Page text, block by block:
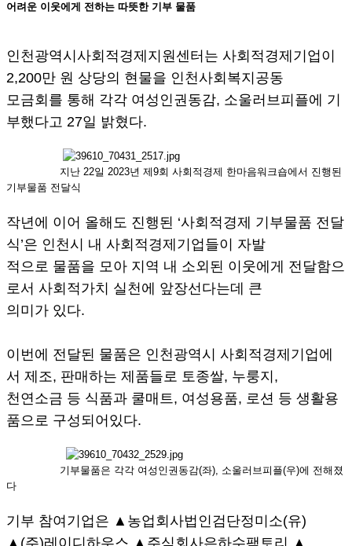
어려운 이웃에게 전하는 따뜻한 기부 물품
인천광역시사회적경제지원센터는 사회적경제기업이
2,200만 원 상당의 현물을 인천사회복지공동
모금회를 통해 각각 여성인권동감, 소울러브피플에 기
부했다고 27일 밝혔다.
지난 22일 2023년 제9회 사회적경제 한마음워크숍에서 진행된
기부물품 전달식
작년에 이어 올해도 진행된 ‘사회적경제 기부물품 전달
식’은 인천시 내 사회적경제기업들이 자발
적으로 물품을 모아 지역 내 소외된 이웃에게 전달함으
로서 사회적가치 실천에 앞장선다는데 큰
의미가 있다.
이번에 전달된 물품은 인천광역시 사회적경제기업에
서 제조, 판매하는 제품들로 토종쌀, 누룽지,
천연소금 등 식품과 쿨매트, 여성용품, 로션 등 생활용
품으로 구성되어있다.
기부물품은 각각 여성인권동감(좌), 소울러브피플(우)에 전해졌
다
기부 참여기업은 ▲농업회사법인검단정미소(유)
▲(주)레이디하우스 ▲주식회사은하수팩토리 ▲